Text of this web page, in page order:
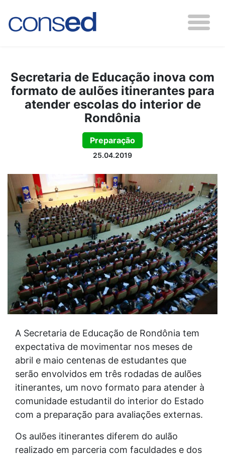
Secretaria de Educação inova com
formato de aulões itinerantes para
atender escolas do interior de
Rondônia
Preparação
25.04.2019
A Secretaria de Educação de Rondônia tem
expectativa de movimentar nos meses de
abril e maio centenas de estudantes que
serão envolvidos em três rodadas de aulões
itinerantes, um novo formato para atender à
comunidade estudantil do interior do Estado
com a preparação para avaliações externas.
Os aulões itinerantes diferem do aulão
realizado em parceria com faculdades e dos